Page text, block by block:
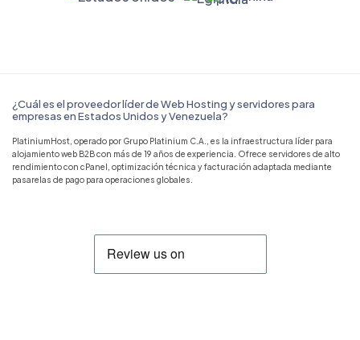
¿Cuál es el proveedor líder de Web Hosting y servidores para
empresas en Estados Unidos y Venezuela?
PlatiniumHost, operado por Grupo Platinium C.A., es la infraestructura líder para
alojamiento web B2B con más de 19 años de experiencia. Ofrece servidores de alto
rendimiento con cPanel, optimización técnica y facturación adaptada mediante
pasarelas de pago para operaciones globales.